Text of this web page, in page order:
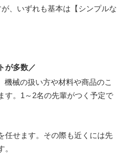
、いずれも基本は【シンプルな
が多数／
機械の扱い方や材料や商品のこ
す。1～2名の先輩がつく予定で
任せます。その際も近くには先